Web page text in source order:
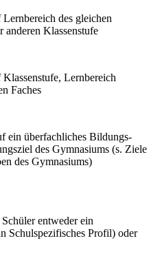
des gleichen
anderen Klassenstufe
Lernbereich
Faches
ein überfachliches Bildungs-
des Gymnasiums (s. Ziele
des Gymnasiums)
entweder ein
Schulspezifisches Profil) oder